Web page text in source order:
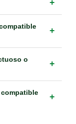
+
+
o
+
+